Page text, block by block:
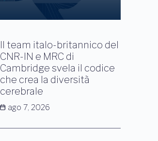
Il team italo-britannico del
CNR-IN e MRC di
Cambridge svela il codice
che crea la diversità
cerebrale
ago 7, 2026